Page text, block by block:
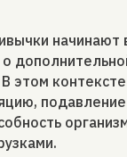
начинают
о
этом